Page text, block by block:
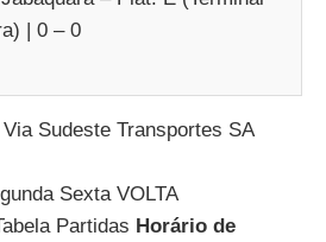
| 0 – 0
Sudeste Transportes SA
Sexta VOLTA
Partidas Horário de